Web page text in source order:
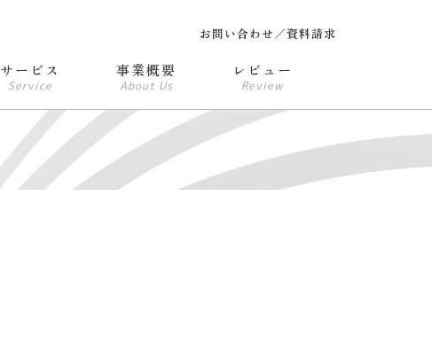
お問い合わせ／資料請求
サービス
Service
事業概要
About Us
レビュー
Review